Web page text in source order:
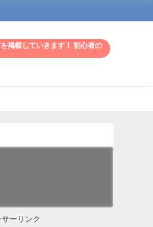
掲載していきます！ 初心者の
サーリンク